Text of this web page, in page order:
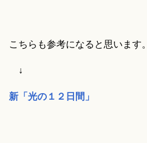
こちらも参考になると思います。
↓
新「光の１２日間」